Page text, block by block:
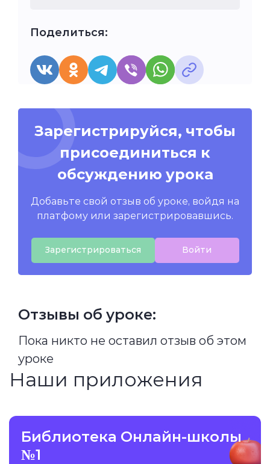
Поделиться:
Зарегистрируйся, чтобы
присоединиться к
обсуждению урока
Добавьте свой отзыв об уроке, войдя на
платфому или зарегистрировавшись.
Зарегистрироваться Войти
Отзывы об уроке:
Пока никто не оставил отзыв об этом
уроке
Наши приложения
Библиотека Онлайн-школы
№1